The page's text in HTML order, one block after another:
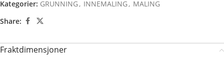
Kategorier: GRUNNING, INNEMALING, MALING
Share:
Fraktdimensjoner